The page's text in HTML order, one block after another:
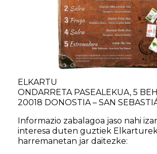
ELKARTU
ONDARRETA PASEALEKUA, 5
20018 DONOSTIA – SAN
Informazio zabalagoa jaso nahi
interesa duten guztiek
harremanetan jar daitezke: